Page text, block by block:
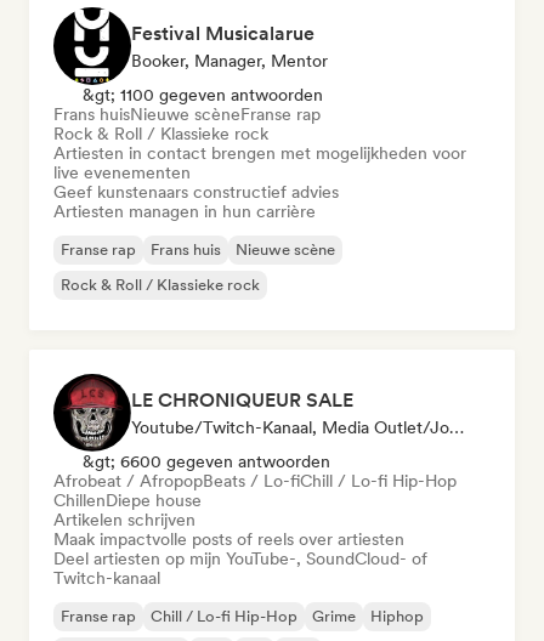
Festival Musicalarue
Booker, Manager, Mentor
&gt; 1100 gegeven antwoorden
Frans huisNieuwe scèneFranse rap
Rock & Roll / Klassieke rock
Artiesten in contact brengen met mogelijkheden voor
live evenementen
Geef kunstenaars constructief advies
Artiesten managen in hun carrière
Franse rap Frans huis
Nieuwe scène
Rock & Roll / Klassieke rock
LE CHRONIQUEUR SALE
Youtube/Twitch-Kanaal, Media Outlet/Journalist, Sociale Media Beïnvloeder
&gt; 6600 gegeven antwoorden
Afrobeat / AfropopBeats / Lo-fiChill / Lo-fi Hip-Hop
ChillenDiepe house
Artikelen schrijven
Maak impactvolle posts of reels over artiesten
Deel artiesten op mijn YouTube-, SoundCloud- of
Twitch-kanaal
Franse rap Chill / Lo-fi Hip-Hop Grime
Hiphop